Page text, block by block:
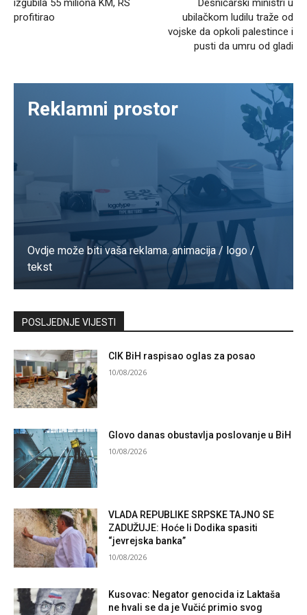
izgubila 55 miliona KM, RS
profitirao
Desničarski ministri u
ubilačkom ludilu traže od
vojske da opkoli palestince i
pusti da umru od gladi
Reklamni prostor
Ovdje može biti vaša reklama. animacija / logo /
tekst
Kontaktirajte nas
POSLJEDNJE VIJESTI
CIK BiH raspisao oglas za posao
10/08/2026
Glovo danas obustavlja poslovanje u BiH
10/08/2026
VLADA REPUBLIKE SRPSKE TAJNO SE
ZADUŽUJE: Hoće li Dodika spasiti
“jevrejska banka”
10/08/2026
Kusovac: Negator genocida iz Laktaša
ne hvali se da je Vučić primio svog